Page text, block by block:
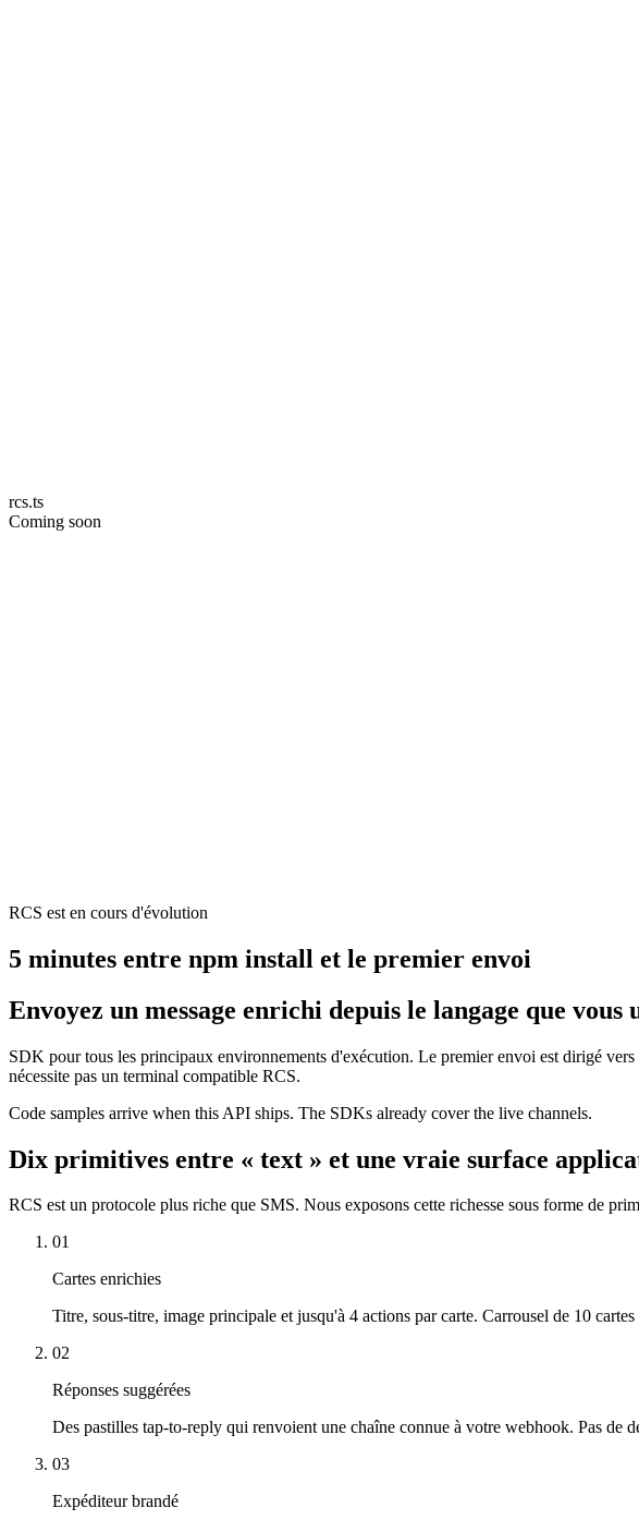
rcs.ts
Coming soon
RCS est en cours d'évolution
5 minutes entre npm install et le premier envoi
Envoyez un message enrichi depuis le langage que vous
SDK pour tous les principaux environnements d'exécution. Le premier envoi est dirigé
nécessite pas un terminal compatible RCS.
Code samples arrive when this API ships. The SDKs already cover the live channels.
Dix primitives entre « text » et une vraie surface
RCS est un protocole plus riche que SMS. Nous exposons cette richesse sous forme de
01
Cartes enrichies
Titre, sous-titre, image principale et jusqu'à 4 actions par carte. Carrousel de 10
02
Réponses suggérées
Des pastilles tap-to-reply qui renvoient une chaîne connue à votre webhook. Pas de
03
Expéditeur brandé